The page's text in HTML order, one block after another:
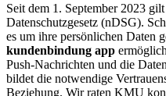
Seit dem 1. September 2023
Datenschutzgesetz (nDSG).
es um ihre persönlichen Daten
kundenbindung app
Push-Nachrichten und die
bildet die notwendige
Beziehung. Wir raten KMU